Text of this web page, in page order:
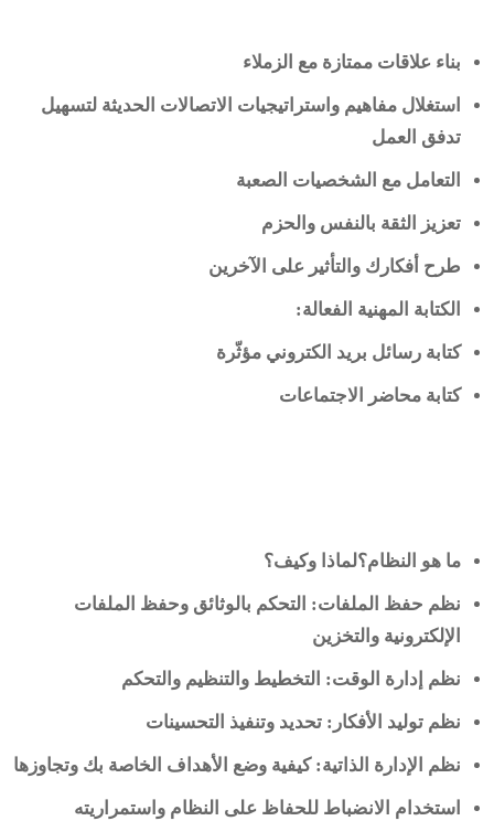
بناء علاقات ممتازة مع الزملاء
استغلال مفاهيم واستراتيجيات الاتصالات الحديثة لتسهيل
تدفق العمل
التعامل مع الشخصيات الصعبة
تعزيز الثقة بالنفس والحزم
طرح أفكارك والتأثير على الآخرين
الكتابة المهنية الفعالة:
كتابة رسائل بريد الكتروني مؤثّرة
كتابة محاضر الاجتماعات
ما هو النظام؟لماذا وكيف؟
نظم حفظ الملفات: التحكم بالوثائق وحفظ الملفات
الإلكترونية والتخزين
نظم إدارة الوقت: التخطيط والتنظيم والتحكم
نظم توليد الأفكار: تحديد وتنفيذ التحسينات
نظم الإدارة الذاتية: كيفية وضع الأهداف الخاصة بك وتجاوزها
استخدام الانضباط للحفاظ على النظام واستمراريته